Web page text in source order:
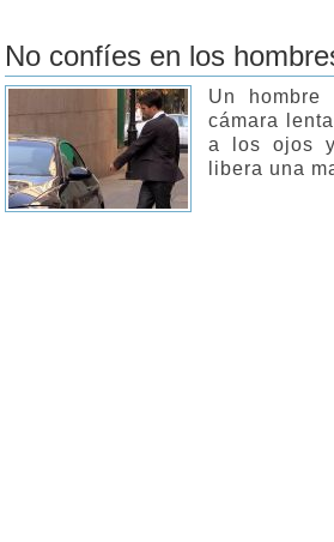
No confíes en los
Un
cámara
a los ojos
libera una